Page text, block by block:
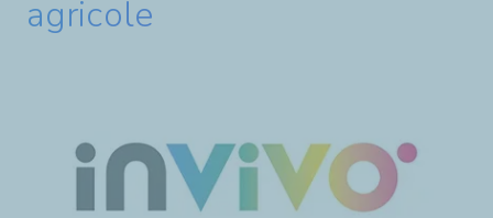
agricole